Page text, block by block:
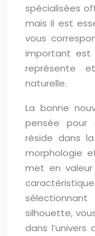
spécialisées
mais il est
vous
important est
représente
naturelle.
La bonne
pensée pour
réside dans
morphologie
met en
silhouette,
dans